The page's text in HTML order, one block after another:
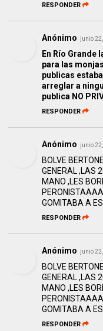
RESPONDER
Anónimo junio
En Río Grande
para las
publicas
arreglar a
publica NO
RESPONDER
Anónimo junio
BOLVE
GENERAL ,LAS
MANO ,LES
GOMITABA A
RESPONDER
Anónimo junio
BOLVE
GENERAL ,LAS
MANO ,LES
GOMITABA A
RESPONDER